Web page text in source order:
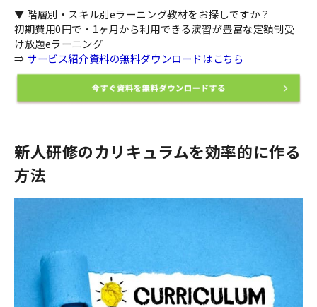
▼ 階層別・スキル別eラーニング教材をお探しですか？
初期費用0円で・1ヶ月から利用できる演習が豊富な定額制受
け放題eラーニング
⇒ サービス紹介資料の無料ダウンロードはこちら
新人研修のカリキュラムを効率的に作る
方法